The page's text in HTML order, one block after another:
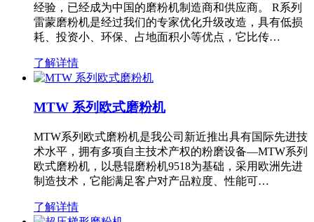
经验，已经成为中国的磨粉机制造商和供应商。 R系列
雷蒙磨粉机是经过我们的专家优化升级改造，具有低损
耗、投资小、环保、占地面积小等优点，它比传…
了解详情
MTW 系列欧式磨粉机
MTW系列欧式磨粉机是我公司新近推出具有国际先进技
术水平，拥有多项自主技术产权的粉磨设备—MTW系列
欧式磨粉机，以悬辊磨粉机9518为基础，采用欧洲先进
制造技术，它能满足客户对产品粒度、性能可…
了解详情